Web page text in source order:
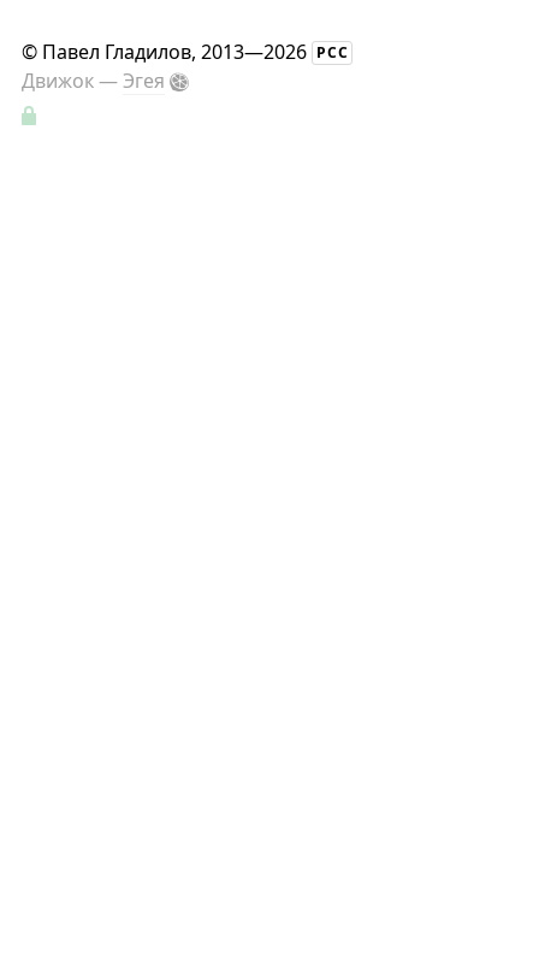
© Павел Гладилов, 2013—2026 РСС
Движок —Эгея